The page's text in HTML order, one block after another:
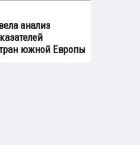
анализ
южной Европы